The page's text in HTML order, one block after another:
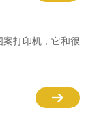
打印机，它和很